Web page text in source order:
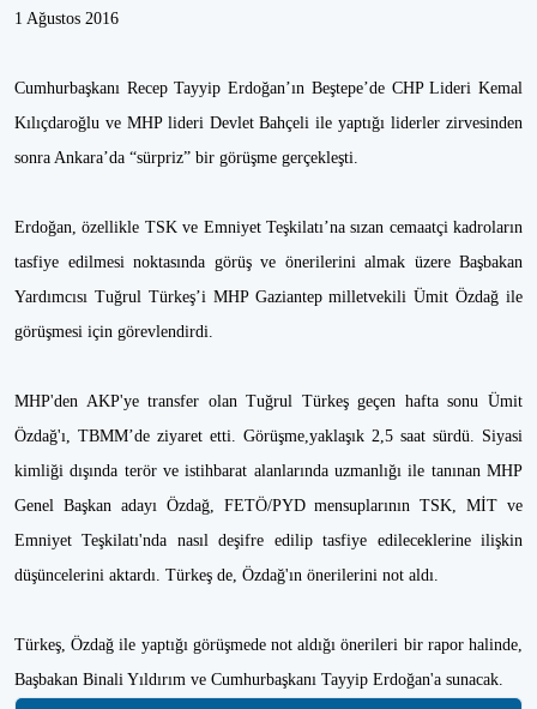
1 Ağustos 2016
Cumhurbaşkanı Recep Tayyip Erdoğan’ın Beştepe’de CHP Lideri Kemal
Kılıçdaroğlu ve MHP lideri Devlet Bahçeli ile yaptığı liderler zirvesinden
sonra Ankara’da “sürpriz” bir görüşme gerçekleşti.
Erdoğan, özellikle TSK ve Emniyet Teşkilatı’na sızan cemaatçi kadroların
tasfiye edilmesi noktasında görüş ve önerilerini almak üzere Başbakan
Yardımcısı Tuğrul Türkeş’i MHP Gaziantep milletvekili Ümit Özdağ ile
görüşmesi için görevlendirdi.
MHP'den AKP'ye transfer olan Tuğrul Türkeş geçen hafta sonu Ümit
Özdağ'ı, TBMM’de ziyaret etti. Görüşme,yaklaşık 2,5 saat sürdü. Siyasi
kimliği dışında terör ve istihbarat alanlarında uzmanlığı ile tanınan MHP
Genel Başkan adayı Özdağ, FETÖ/PYD mensuplarının TSK, MİT ve
Emniyet Teşkilatı'nda nasıl deşifre edilip tasfiye edileceklerine ilişkin
düşüncelerini aktardı. Türkeş de, Özdağ'ın önerilerini not aldı.
Türkeş, Özdağ ile yaptığı görüşmede not aldığı önerileri bir rapor halinde,
Başbakan Binali Yıldırım ve Cumhurbaşkanı Tayyip Erdoğan'a sunacak.